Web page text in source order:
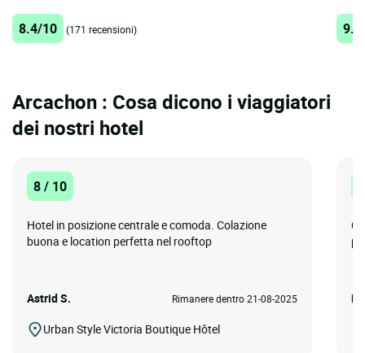
8.4/10 (171 recensioni)
Arcachon : Cosa dicono i viaggiatori
dei nostri hotel
8 / 10
Hotel in posizione centrale e comoda. Colazione
buona e location perfetta nel rooftop
Astrid S. Rimanere dentro 21-08-2025
Urban Style Victoria Boutique Hôtel